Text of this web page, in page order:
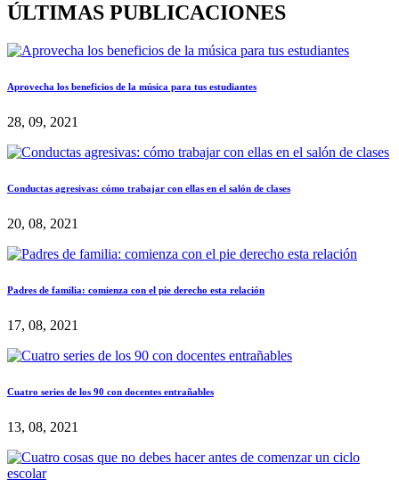
ÚLTIMAS PUBLICACIONES
Aprovecha los beneficios de la música para tus estudiantes
28, 09, 2021
Conductas agresivas: cómo trabajar con ellas en el salón de clases
20, 08, 2021
Padres de familia: comienza con el pie derecho esta relación
17, 08, 2021
Cuatro series de los 90 con docentes entrañables
13, 08, 2021